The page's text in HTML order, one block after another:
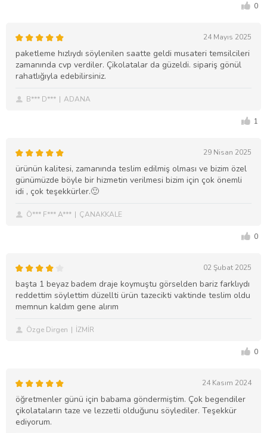
0
24 Mayıs 2025
paketleme hızlıydı söylenilen saatte geldi musateri temsilcileri
zamanında cvp verdiler. Çikolatalar da güzeldi. sipariş gönül
rahatlığıyla edebilirsiniz.
B*** D*** ADANA
1
29 Nisan 2025
ürünün kalitesi, zamanında teslim edilmiş olması ve bizim özel
günümüzde böyle bir hizmetin verilmesi bizim için çok önemli
idi , çok teşekkürler.🙂
Ö*** F*** A*** ÇANAKKALE
0
02 Şubat 2025
başta 1 beyaz badem draje koymuştu görselden bariz farklıydı
reddettim söylettim düzellti ürün tazecikti vaktinde teslim oldu
memnun kaldım gene alırım
Özge Dirgen İZMİR
0
24 Kasım 2024
öğretmenler günü için babama göndermiştim. Çok begendiler
çikolataların taze ve lezzetli olduğunu söylediler. Teşekkür
ediyorum.